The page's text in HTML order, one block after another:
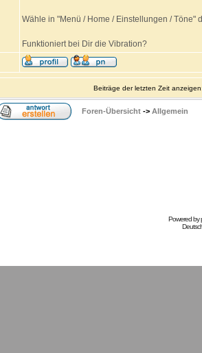
Wähle in "Menü / Home / Einstellungen / Töne"
Funktioniert bei Dir die Vibration?
Beiträge der letzten Zeit
Foren-Übersicht -> Allgemein
Powered by